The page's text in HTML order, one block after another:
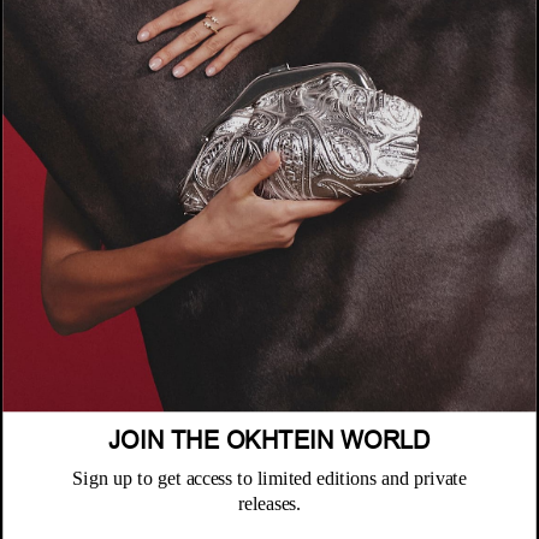
الشركة
عن أُختين
أين تجدنا
السياسات
سياسة الخصوصية
الشروط والأحكام
خدمة العملاء
الأسئلة المتكررة
سياسة الاستبدال والاسترجاع
الصيانة والضمان
النشرة البريديةJOIN THE OKHTEIN WORLD
Sign up to get access to limited editions and private
releases.